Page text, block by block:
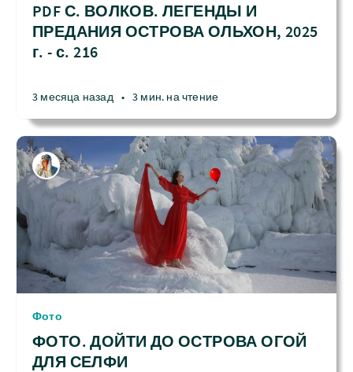
PDF С. ВОЛКОВ. ЛЕГЕНДЫ И
ПРЕДАНИЯ ОСТРОВА ОЛЬХОН, 2025
г. - с. 216
3 месяца назад • 3 мин. на чтение
Фото
ФОТО. ДОЙТИ ДО ОСТРОВА ОГОЙ
ДЛЯ СЕЛФИ